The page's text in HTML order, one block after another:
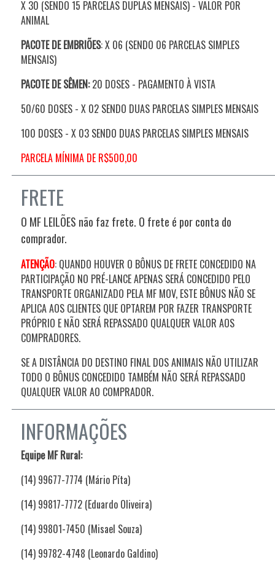
X 30 (SENDO 15 PARCELAS DUPLAS MENSAIS) - VALOR POR
ANIMAL
PACOTE DE EMBRIÕES: X 06 (SENDO 06 PARCELAS SIMPLES
MENSAIS)
PACOTE DE SÊMEN:20 DOSES - PAGAMENTO À VISTA
50/60 DOSES - X 02 SENDO DUAS PARCELAS SIMPLES MENSAIS
100 DOSES - X 03 SENDO DUAS PARCELAS SIMPLES MENSAIS
PARCELA MÍNIMA DE R$500,00
FRETE
O MF LEILÕES não faz frete. O frete é por conta do
comprador.
ATENÇÃO: QUANDO HOUVER O BÔNUS DE FRETE CONCEDIDO NA
PARTICIPAÇÃO NO PRÉ-LANCE APENAS SERÁ CONCEDIDO PELO
TRANSPORTE ORGANIZADO PELA MF MOV, ESTE BÔNUS NÃO SE
APLICA AOS CLIENTES QUE OPTAREM POR FAZER TRANSPORTE
PRÓPRIO E NÃO SERÁ REPASSADO QUALQUER VALOR AOS
COMPRADORES.
SE A DISTÂNCIA DO DESTINO FINAL DOS ANIMAIS NÃO UTILIZAR
TODO O BÔNUS CONCEDIDO TAMBÉM NÃO SERÁ REPASSADO
QUALQUER VALOR AO COMPRADOR.
INFORMAÇÕES
Equipe MF Rural:
(14) 99677-7774 (Mário Píta)
(14) 99817-7772 (Eduardo Oliveira)
(14) 99801-7450 (Misael Souza)
(14) 99782-4748 (Leonardo Galdino)